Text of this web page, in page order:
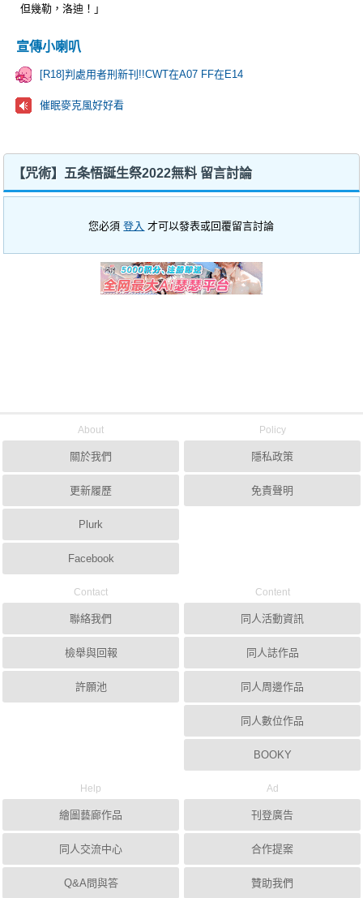
但幾勒，洛迪！」
宣傳小喇叭
[R18]判處用者刑新刊!!CWT在A07 FF在E14
催眠麥克風好好看
【咒術】五条悟誕生祭2022無料 留言討論
您必須登入 才可以發表或回覆留言討論
About
關於我們
更新履歷
Plurk
Facebook
Policy
隱私政策
免責聲明
Contact
聯絡我們
檢舉與回報
許願池
Content
同人活動資訊
同人誌作品
同人周邊作品
同人數位作品
BOOKY
Help
繪圖藝廊作品
同人交流中心
Q&A問與答
Ad
刊登廣告
合作提案
贊助我們